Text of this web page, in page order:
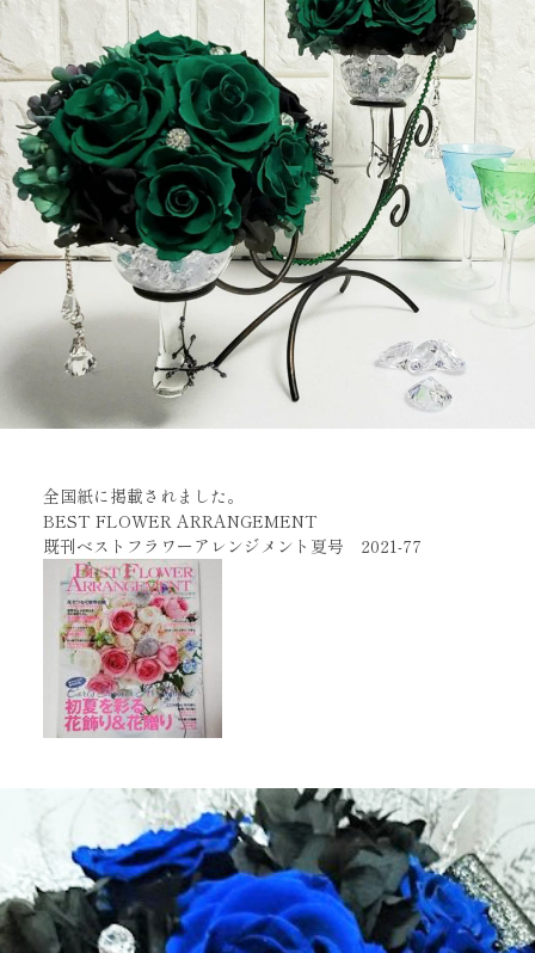
全国紙に掲載されました。
BEST FLOWER ARRANGEMENT
既刊ベストフラワーアレンジメント夏号 2021-77